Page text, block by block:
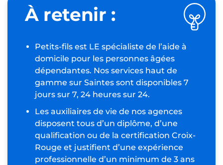
À retenir :
Petits-fils est LE spécialiste de l’aide à
domicile pour les personnes âgées
dépendantes. Nos services haut de
gamme sur Saintes sont disponibles 7
jours sur 7, 24 heures sur 24.
Les auxiliaires de vie de nos agences
disposent tous d’un diplôme, d’une
qualification ou de la certification Croix-
Rouge et justifient d’une expérience
professionnelle d’un minimum de 3 ans